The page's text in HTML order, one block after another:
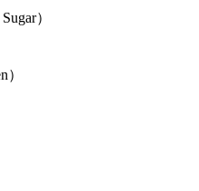
）